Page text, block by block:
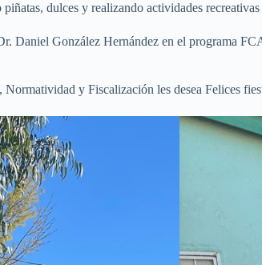
dulces y realizando actividades
González Hernández en el programa
y Fiscalización les desea Felices